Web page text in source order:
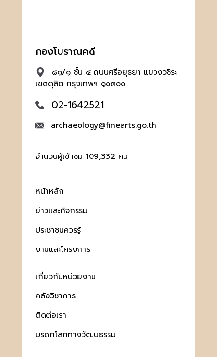
กองโบราณคดี
๘๑/๑ ชั้น ๕ ถนนศรีอยุธยา แขวงวชิระ
เขตดุสิต กรุงเทพฯ ๑๐๓๐๐
02-1642521
archaeology@finearts.go.th
จำนวนผู้เข้าชม 109,332 คน
หน้าหลัก
ข่าวและกิจกรรม
ประชาชนควรรู้
งานและโครงการ
เกี่ยวกับหน่วยงาน
คลังวิชาการ
ติดต่อเรา
มรดกโลกทางวัฒนธรรม